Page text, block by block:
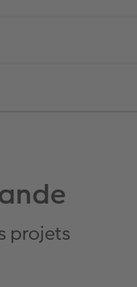
projets